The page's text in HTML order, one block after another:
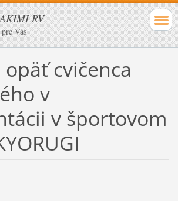
RV
Vás
cvičenca
v
v športovom